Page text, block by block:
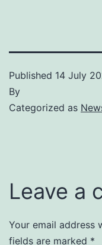
Published 14 July
By
Categorized as
Leave a
Your email address
fields are marked *